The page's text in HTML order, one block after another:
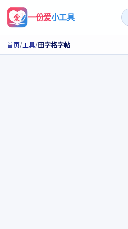
一份爱小工具
首页/工具/田字格字帖